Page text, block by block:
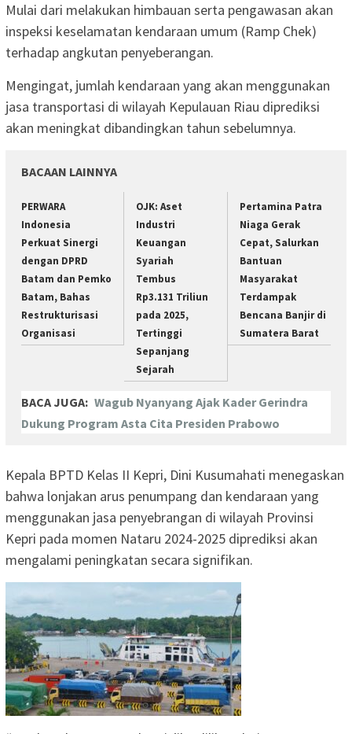
Mulai dari melakukan himbauan serta pengawasan akan
inspeksi keselamatan kendaraan umum (Ramp Chek)
terhadap angkutan penyeberangan.
Mengingat, jumlah kendaraan yang akan menggunakan
jasa transportasi di wilayah Kepulauan Riau diprediksi
akan meningkat dibandingkan tahun sebelumnya.
BACAAN LAINNYA
PERWARA
Indonesia
Perkuat Sinergi
dengan DPRD
Batam dan Pemko
Batam, Bahas
Restrukturisasi
Organisasi
OJK: Aset
Industri
Keuangan
Syariah
Tembus
Rp3.131 Triliun
pada 2025,
Tertinggi
Sepanjang
Sejarah
Pertamina Patra
Niaga Gerak
Cepat, Salurkan
Bantuan
Masyarakat
Terdampak
Bencana Banjir di
Sumatera Barat
BACA JUGA: Wagub Nyanyang Ajak Kader Gerindra
Dukung Program Asta Cita Presiden Prabowo
Kepala BPTD Kelas II Kepri, Dini Kusumahati menegaskan
bahwa lonjakan arus penumpang dan kendaraan yang
menggunakan jasa penyebrangan di wilayah Provinsi
Kepri pada momen Nataru 2024-2025 diprediksi akan
mengalami peningkatan secara signifikan.